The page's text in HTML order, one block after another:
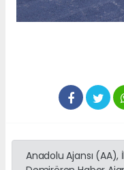
Anadolu Ajansı (AA),